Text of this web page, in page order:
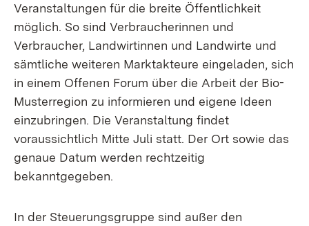
Veranstaltungen für die breite Öffentlichkeit
möglich. So sind Verbraucherinnen und
Verbraucher, Landwirtinnen und Landwirte und
sämtliche weiteren Marktakteure eingeladen, sich
in einem Offenen Forum über die Arbeit der Bio-
Musterregion zu informieren und eigene Ideen
einzubringen. Die Veranstaltung findet
voraussichtlich Mitte Juli statt. Der Ort sowie das
genaue Datum werden rechtzeitig
bekanntgegeben.
In der Steuerungsgruppe sind außer den